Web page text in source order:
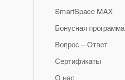
SmartSpace MAX
Бонусная программа
Вопрос – Ответ
Сертификаты
О нас